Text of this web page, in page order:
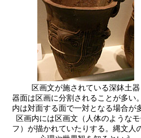
区画文が施されている深鉢土器
器面は区画に分割されることが多い
内は対面する面で一対となる場合が
区画内には区画文（人体のような
フ）が描かれていたりする。縄文人